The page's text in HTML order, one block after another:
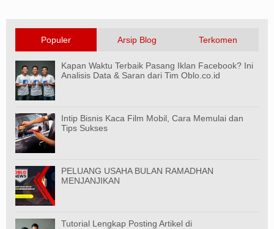
Populer Arsip Blog Terkomen
Kapan Waktu Terbaik Pasang Iklan Facebook? Ini
Analisis Data & Saran dari Tim Oblo.co.id
Intip Bisnis Kaca Film Mobil, Cara Memulai dan
Tips Sukses
PELUANG USAHA BULAN RAMADHAN
MENJANJIKAN
Tutorial Lengkap Posting Artikel di